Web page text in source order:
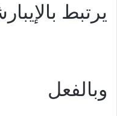
يرتبط
وبالفعل